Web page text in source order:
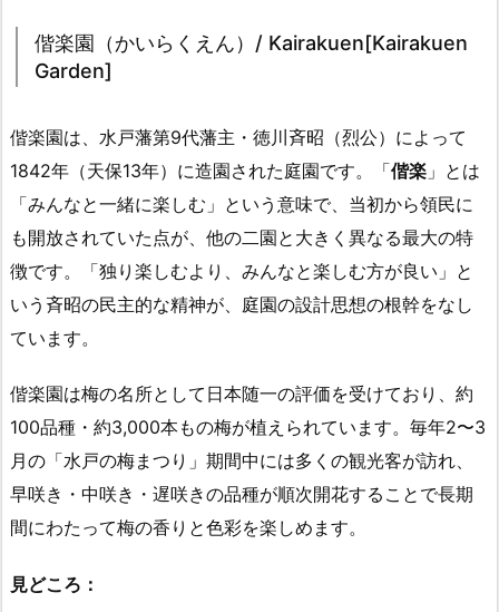
偕楽園（かいらくえん）/ Kairakuen[Kairakuen
Garden]
偕楽園は、水戸藩第9代藩主・徳川斉昭（烈公）によって
1842年（天保13年）に造園された庭園です。「偕楽 」とは
「みんなと一緒に楽しむ」という意味で、当初から領民に
も開放されていた点が、他の二園と大きく異なる最大の特
徴です。「独り楽しむより、みんなと楽しむ方が良い」と
いう斉昭の民主的な精神が、庭園の設計思想の根幹をなし
ています。
偕楽園は梅の名所として日本随一の評価を受けており、約
100品種・約3,000本もの梅が植えられています。毎年2〜3
月の「水戸の梅まつり」期間中には多くの観光客が訪れ、
早咲き・中咲き・遅咲きの品種が順次開花することで長期
間にわたって梅の香りと色彩を楽しめます。
見どころ：